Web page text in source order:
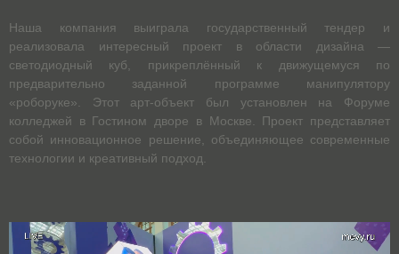
Наша компания выиграла государственный тендер и
реализовала интересный проект в области дизайна —
светодиодный куб, прикреплённый к движущемуся по
предварительно заданной программе манипулятору
«роборуке». Этот арт-объект был установлен на Форуме
колледжей в Гостином дворе в Москве. Проект представляет
собой инновационное решение, объединяющее современные
технологии и креативный подход.